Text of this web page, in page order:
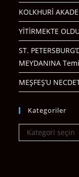
KOLKHURİ
YİTİRMEKTE
ST.
MEYDANINA
MEŞFEŞ’U
Kategoriler
Kategoriler
Kategori seçin